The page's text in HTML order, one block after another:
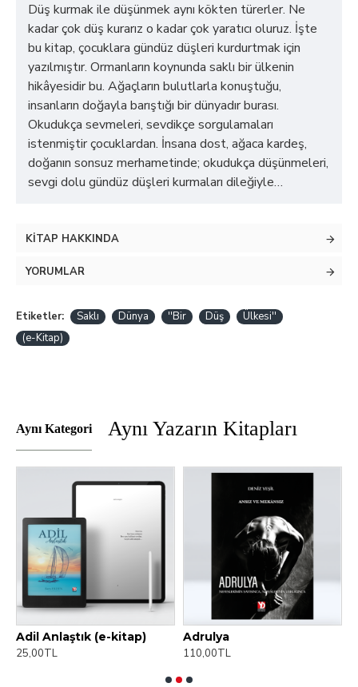
Düş kurmak ile düşünmek aynı kökten türerler. Ne
kadar çok düş kurarız o kadar çok yaratıcı oluruz. İşte
bu kitap, çocuklara gündüz düşleri kurdurtmak için
yazılmıştır. Ormanların koynunda saklı bir ülkenin
hikâyesidir bu. Ağaçların bulutlarla konuştuğu,
insanların doğayla barıştığı bir dünyadır burası.
Okudukça sevmeleri, sevdikçe sorgulamaları
istenmiştir çocuklardan. İnsana dost, ağaca kardeş,
doğanın sonsuz merhametinde; okudukça düşünmeleri,
sevgi dolu gündüz düşleri kurmaları dileğiyle…
KITAP HAKKINDA
YORUMLAR
Etiketler: Saklı Dünya ''Bir Düş
Ülkesi''
(e-Kitap)
Aynı Kategori Aynı Yazarın Kitapları
Adil Anlaştık (e-kitap)
25,00TL
Adrulya
110,00TL